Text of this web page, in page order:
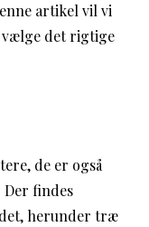
artikel vil vi
vælge det rigtige
de er også
Der findes
herunder træ